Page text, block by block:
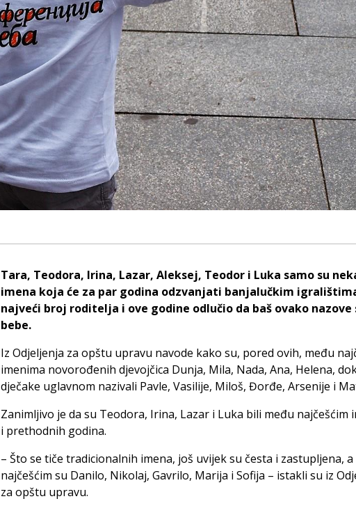
Tara, Teodora, Irina, Lazar, Aleksej, Teodor i Luka samo su
imena koja će za par godina odzvanjati banjalučkim
najveći broj roditelja i ove godine odlučio da baš ovako nazove
bebe.
Iz Odjeljenja za opštu upravu navode kako su, pored ovih, među
imenima novorođenih djevojčica Dunja, Mila, Nada, Ana, Helena,
dječake uglavnom nazivali Pavle, Vasilije, Miloš, Đorđe, Arsenije i
Zanimljivo je da su Teodora, Irina, Lazar i Luka bili među najčešćim
i prethodnih godina.
– Što se tiče tradicionalnih imena, još uvijek su česta i zastupljena,
najčešćim su Danilo, Nikolaj, Gavrilo, Marija i Sofija – istakli su iz
za opštu upravu.